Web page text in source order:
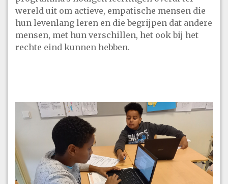
wereld uit om actieve, empatische mensen die
hun levenlang leren en die begrijpen dat andere
mensen, met hun verschillen, het ook bij het
rechte eind kunnen hebben.